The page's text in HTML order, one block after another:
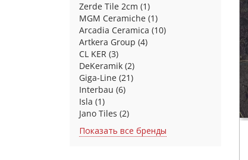
Zerde Tile 2cm (1)
MGM Ceramiche (1)
Arcadia Ceramica (10)
Artkera Group (4)
CL KER (3)
DeKeramik (2)
Giga-Line (21)
Interbau (6)
Isla (1)
Jano Tiles (2)
Показать все бренды